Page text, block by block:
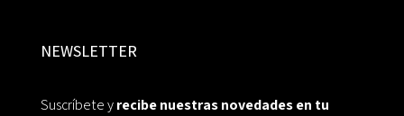
NEWSLETTER
Suscríbete yrecibe nuestras novedades en tu